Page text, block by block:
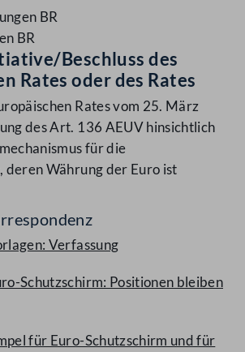
BR
BR
Beschluss des
Rates oder des Rates
Rates vom 25. März
des Art. 136 AEUV hinsichtlich
für die
Währung der Euro ist
Verfassung
Schutzschirm: Positionen bleiben
für Euro-Schutzschirm und für